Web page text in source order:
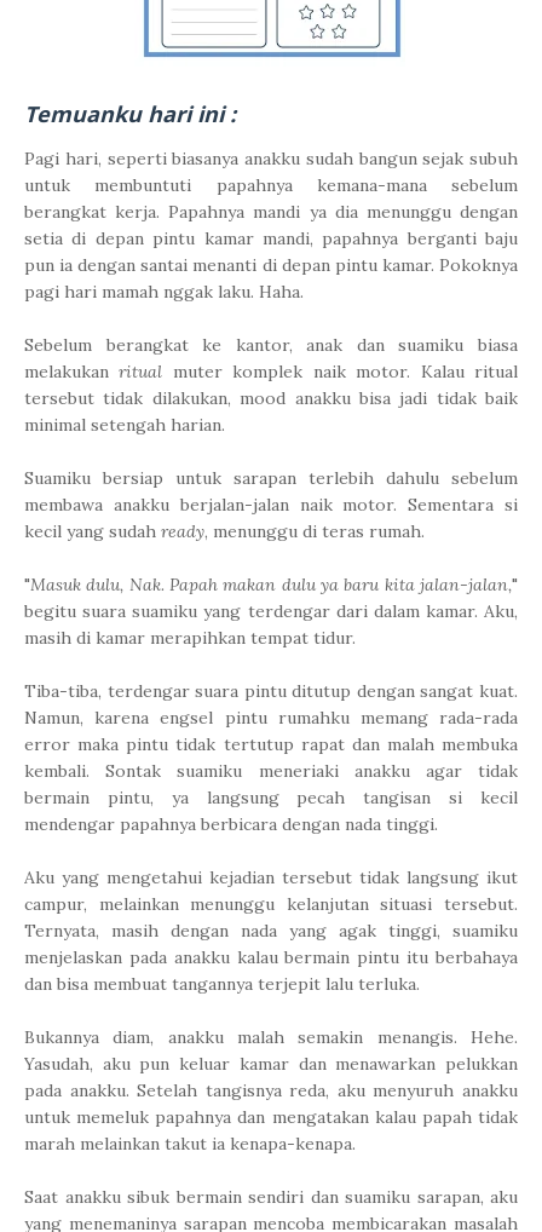
Temuanku hari ini :
Pagi hari, seperti biasanya anakku sudah bangun sejak subuh
untuk membuntuti papahnya kemana-mana sebelum
berangkat kerja. Papahnya mandi ya dia menunggu dengan
setia di depan pintu kamar mandi, papahnya berganti baju
pun ia dengan santai menanti di depan pintu kamar. Pokoknya
pagi hari mamah nggak laku. Haha.
Sebelum berangkat ke kantor, anak dan suamiku biasa
melakukanritual muter komplek naik motor. Kalau ritual
tersebut tidak dilakukan, mood anakku bisa jadi tidak baik
minimal setengah harian.
Suamiku bersiap untuk sarapan terlebih dahulu sebelum
membawa anakku berjalan-jalan naik motor. Sementara si
kecil yang sudah ready, menunggu di teras rumah.
"Masuk dulu, Nak. Papah makan dulu ya baru kita jalan-jalan,"
begitu suara suamiku yang terdengar dari dalam kamar. Aku,
masih di kamar merapihkan tempat tidur.
Tiba-tiba, terdengar suara pintu ditutup dengan sangat kuat.
Namun, karena engsel pintu rumahku memang rada-rada
error maka pintu tidak tertutup rapat dan malah membuka
kembali. Sontak suamiku meneriaki anakku agar tidak
bermain pintu, ya langsung pecah tangisan si kecil
mendengar papahnya berbicara dengan nada tinggi.
Aku yang mengetahui kejadian tersebut tidak langsung ikut
campur, melainkan menunggu kelanjutan situasi tersebut.
Ternyata, masih dengan nada yang agak tinggi, suamiku
menjelaskan pada anakku kalau bermain pintu itu berbahaya
dan bisa membuat tangannya terjepit lalu terluka.
Bukannya diam, anakku malah semakin menangis. Hehe.
Yasudah, aku pun keluar kamar dan menawarkan pelukkan
pada anakku. Setelah tangisnya reda, aku menyuruh anakku
untuk memeluk papahnya dan mengatakan kalau papah tidak
marah melainkan takut ia kenapa-kenapa.
Saat anakku sibuk bermain sendiri dan suamiku sarapan, aku
yang menemaninya sarapan mencoba membicarakan masalah